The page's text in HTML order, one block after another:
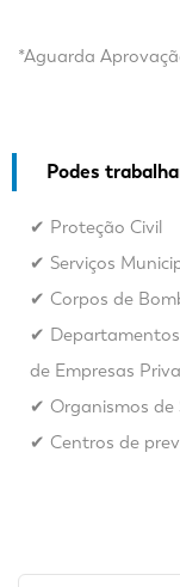
*Aguarda
Podes
✔ Proteção Civil
✔ Serviços
✔ Corpos de
✔ Departamentos
de Empresas
✔ Organismos de
✔ Centros de